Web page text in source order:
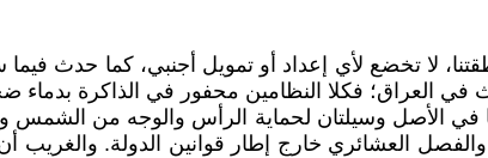
لا تخضع لأي إعداد أو تمويل أجنبي، كما حدث
العراق؛ فكلا النظامين محفور في الذاكرة بدماء
الأصل وسيلتان لحماية الرأس والوجه من الشمس
العشائري خارج إطار قوانين الدولة. والغريب